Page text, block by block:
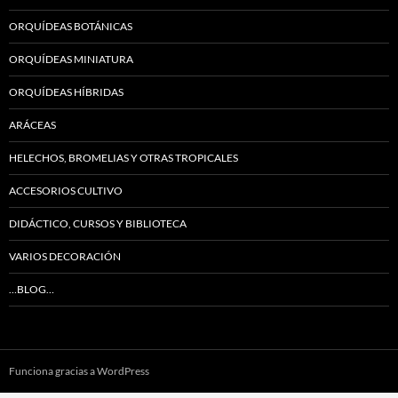
ORQUÍDEAS BOTÁNICAS
ORQUÍDEAS MINIATURA
ORQUÍDEAS HÍBRIDAS
ARÁCEAS
HELECHOS, BROMELIAS Y OTRAS TROPICALES
ACCESORIOS CULTIVO
DIDÁCTICO, CURSOS Y BIBLIOTECA
VARIOS DECORACIÓN
…BLOG…
Funciona gracias a WordPress